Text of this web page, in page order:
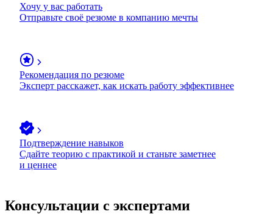
Хочу у вас работать
Отправьте своё резюме в компанию мечты
Рекомендация по резюме
Эксперт расскажет, как искать работу эффективнее
Подтверждение навыков
Сдайте теорию с практикой и станьте заметнее
и ценнее
Консультации с экспертами